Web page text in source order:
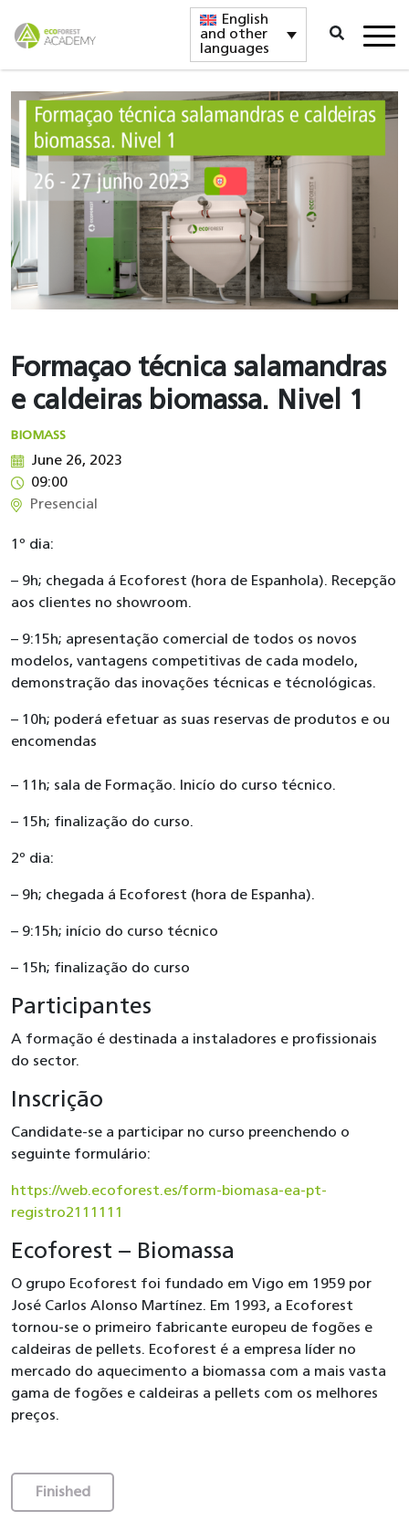
English
and other
languages
Formaçao técnica salamandras
e caldeiras biomassa. Nivel 1
BIOMASS
June 26, 2023
09:00
Presencial
1º dia:
– 9h; chegada á Ecoforest (hora de Espanhola). Recepção
aos clientes no showroom.
– 9:15h; apresentação comercial de todos os novos
modelos, vantagens competitivas de cada modelo,
demonstração das inovações técnicas e técnológicas.
– 10h; poderá efetuar as suas reservas de produtos e ou
encomendas
– 11h; sala de Formação. Inicío do curso técnico.
– 15h; finalização do curso.
2º dia:
– 9h; chegada á Ecoforest (hora de Espanha).
– 9:15h; início do curso técnico
– 15h; finalização do curso
Participantes
A formação é destinada a instaladores e profissionais
do sector.
Inscrição
Candidate-se a participar no curso preenchendo o
seguinte formulário:
https://web.ecoforest.es/form-biomasa-ea-pt-
registro2111111
Ecoforest – Biomassa
O grupo Ecoforest foi fundado em Vigo em 1959 por
José Carlos Alonso Martínez. Em 1993, a Ecoforest
tornou-se o primeiro fabricante europeu de fogões e
caldeiras de pellets. Ecoforest é a empresa líder no
mercado do aquecimento a biomassa com a mais vasta
gama de fogões e caldeiras a pellets com os melhores
preços.
Finished